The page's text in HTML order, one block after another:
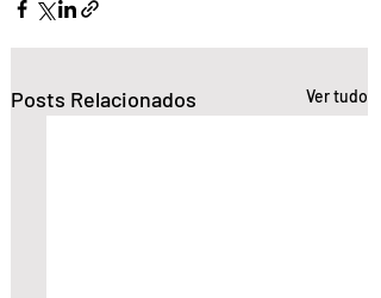
Posts Relacionados Ver tudo